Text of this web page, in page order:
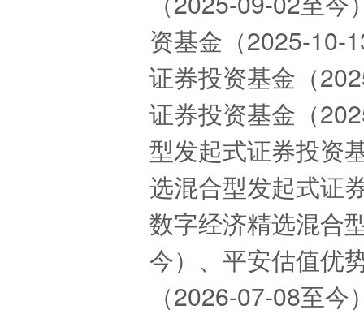
资基金（2025-10-
证券投资基金（
证券投资基金（
型发起式证券投资
选混合型发起式证
数字经济精选混合
今）、平安估值优
（2026-07-08至